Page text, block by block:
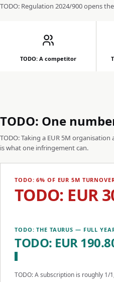
TODO: Regulation 2024/900 opens
TODO: A competitor
TODO: One
TODO: Taking a EUR 5M
is what one infringement can.
TODO: 6% OF EUR 5M
TODO: EUR
TODO: THE TAURUS — FULL
TODO: EUR
TODO: A subscription is roughly 1/